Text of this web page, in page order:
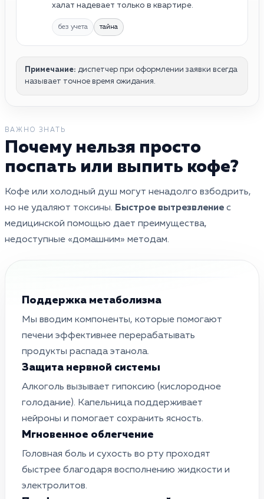
халат надевает только в квартире.
без учета тайна
Примечание: диспетчер при оформлении заявки всегда
называет точное время ожидания.
ВАЖНО ЗНАТЬ
Почему нельзя просто
поспать или выпить кофе?
Кофе или холодный душ могут ненадолго взбодрить,
но не удаляют токсины. Быстрое вытрезвление с
медицинской помощью дает преимущества,
недоступные «домашним» методам.
Поддержка метаболизма
Мы вводим компоненты, которые помогают
печени эффективнее перерабатывать
продукты распада этанола.
Защита нервной системы
Алкоголь вызывает гипоксию (кислородное
голодание). Капельница поддерживает
нейроны и помогает сохранить ясность.
Мгновенное облегчение
Головная боль и сухость во рту проходят
быстрее благодаря восполнению жидкости и
электролитов.